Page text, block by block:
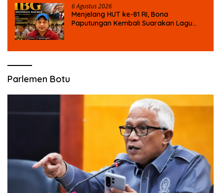
6 Agustus 2026
Menjelang HUT ke-81 RI, Bona
Paputungan Kembali Suarakan Lagu
Parlemen Botu